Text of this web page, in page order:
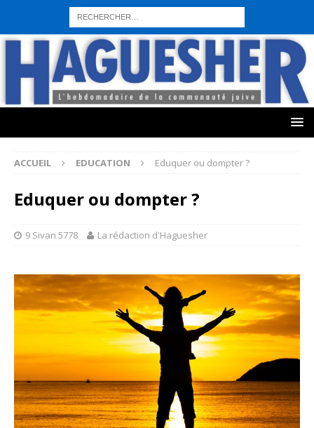
sohbet hattı numarası seks hattı numara istanbul escort bayanlar
sohbet hattı numaralar seks hattı numaralar"
numaraları sohbet hattı sex hattı telefonda seks numara sıcak sex
sohbet hattı canlı sohbet hatları sohbet numaraları
ucuz
sex sohbet hattı numaraları
yeni casino siteleri
ACCUEIL EDUCATION Eduquer ou dompter ?
Eduquer ou dompter ?
9 Sivan 5778 La rédaction d'Haguesher